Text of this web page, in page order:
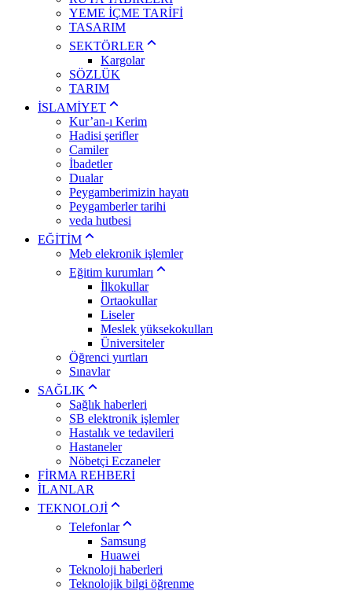
YEME İÇME TARİFİ
TASARIM
SEKTÖRLER
Kargolar
SÖZLÜK
TARIM
İSLAMİYET
Kur’an-ı Kerim
Hadisi şerifler
Camiler
İbadetler
Dualar
Peygamberimizin hayatı
Peygamberler tarihi
veda hutbesi
EĞİTİM
Meb elekronik işlemler
Eğitim kurumları
İlkokullar
Ortaokullar
Liseler
Meslek yüksekokulları
Üniversiteler
Öğrenci yurtları
Sınavlar
SAĞLIK
Sağlık haberleri
SB elektronik işlemler
Hastalık ve tedavileri
Hastaneler
Nöbetçi Eczaneler
FİRMA REHBERİ
İLANLAR
TEKNOLOJİ
Telefonlar
Samsung
Huawei
Teknoloji haberleri
Teknolojik bilgi öğrenme